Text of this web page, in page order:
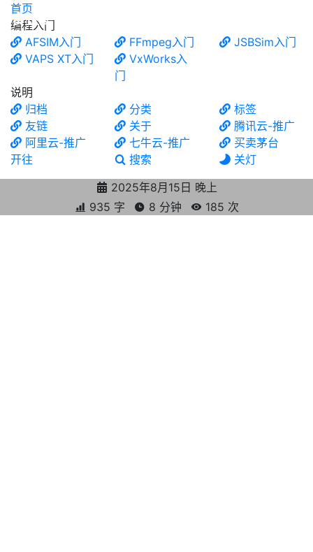
食铁兽
首页
编程入门
AFSIM入门
FFmpeg入门
JSBSim入门
VAPS XT入门
VxWorks入
门
说明
归档
分类
标签
友链
关于
腾讯云-推广
阿里云-推广
七牛云-推广
买卖茅台
开往
搜索
关灯
2025年8月15日 晚上
935 字
8 分钟 185 次